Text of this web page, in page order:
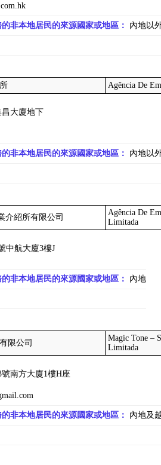
非本地居民的來源國家或地區： 內地以
Agência De
大廈地下
非本地居民的來源國家或地區： 內地以
介紹所有限公司
Agência De
Limitada
中航大廈3樓J
非本地居民的來源國家或地區： 內地
限公司
Magic Tone –
Limitada
南方大廈1樓H座
非本地居民的來源國家或地區： 內地及